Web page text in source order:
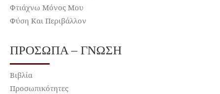
Φτιάχνω Μόνος Μου
Φύση Και Περιβάλλον
ΠΡΌΣΩΠΑ – ΓΝΏΣΗ
Βιβλία
Προσωπικότητες